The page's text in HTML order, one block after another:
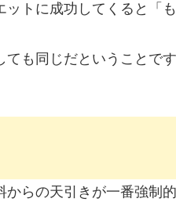
ットに成功してくると「
も同じだということです
らの天引きが一番強制的